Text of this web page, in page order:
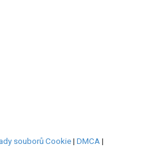
souborů Cookie| DMCA |